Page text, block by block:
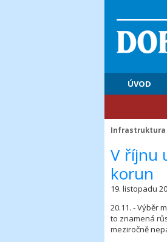
ÚVOD
Infrastruktura
​V říjnu
korun
19. listopadu
20.11. - Výběr
to znamená
meziročně